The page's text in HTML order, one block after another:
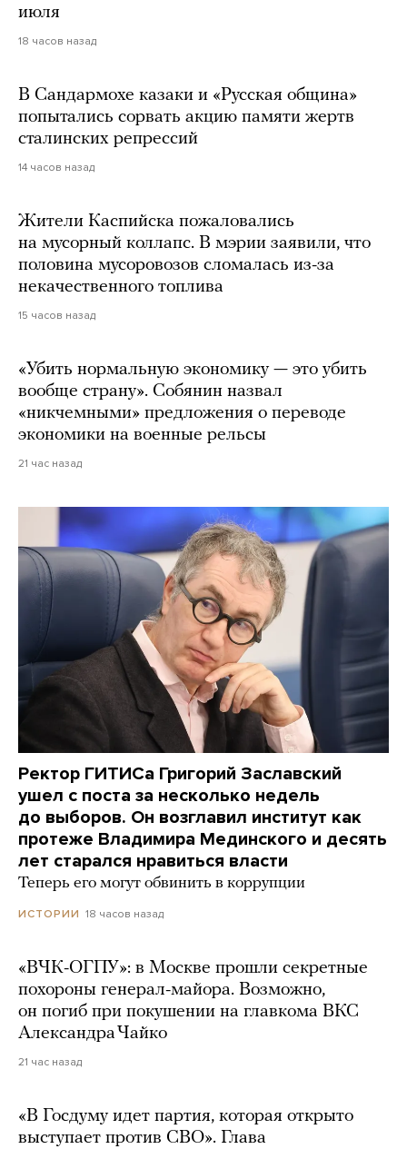
июля
18 часов назад
В Сандармохе казаки и «Русская община»
попытались сорвать акцию памяти жертв
сталинских репрессий
14 часов назад
Жители Каспийска пожаловались
на мусорный коллапс. В мэрии заявили, что
половина мусоровозов сломалась из-за
некачественного топлива
15 часов назад
«Убить нормальную экономику — это убить
вообще страну». Собянин назвал
«никчемными» предложения о переводе
экономики на военные рельсы
21 час назад
Ректор ГИТИСа Григорий Заславский
ушел с поста за несколько недель
до выборов. Он возглавил институт как
протеже Владимира Мединского и десять
лет старался нравиться власти
Теперь его могут обвинить в коррупции
ИСТОРИИ 18 часов назад
«ВЧК-ОГПУ»: в Москве прошли секретные
похороны генерал-майора. Возможно,
он погиб при покушении на главкома ВКС
Александра Чайко
21 час назад
«В Госдуму идет партия, которая открыто
выступает против СВО». Глава